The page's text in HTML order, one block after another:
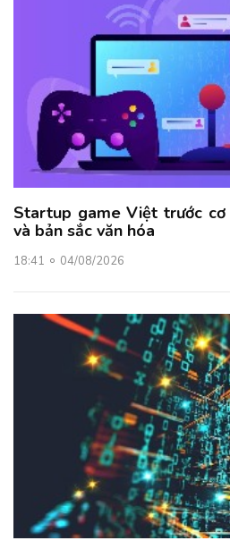
Startup game Việt trước cơ
và bản sắc văn hóa
18:41 04/08/2026